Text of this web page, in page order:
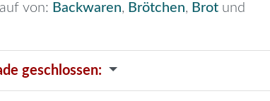
von: Backwaren, Brötchen, Brot und
geschlossen: